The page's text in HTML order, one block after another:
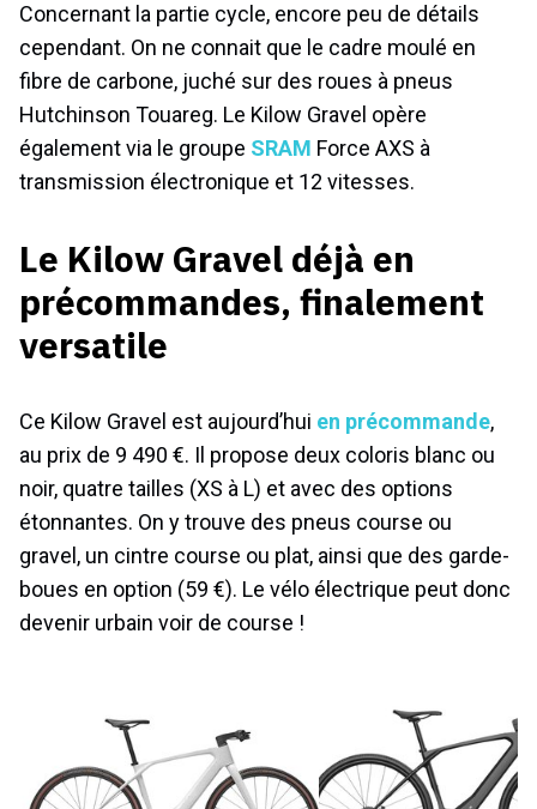
Concernant la partie cycle, encore peu de détails
cependant. On ne connait que le cadre moulé en
fibre de carbone, juché sur des roues à pneus
Hutchinson Touareg. Le Kilow Gravel opère
également via le groupe SRAM Force AXS à
transmission électronique et 12 vitesses.
Le Kilow Gravel déjà en
précommandes, finalement
versatile
Ce Kilow Gravel est aujourd’hui en précommande,
au prix de 9 490 €. Il propose deux coloris blanc ou
noir, quatre tailles (XS à L) et avec des options
étonnantes. On y trouve des pneus course ou
gravel, un cintre course ou plat, ainsi que des garde-
boues en option (59 €). Le vélo électrique peut donc
devenir urbain voir de course !